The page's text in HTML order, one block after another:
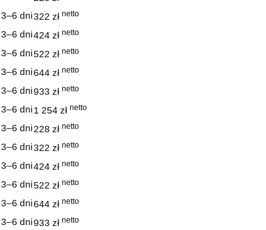
3–6 dni322 zł netto
3–6 dni424 zł netto
3–6 dni522 zł netto
3–6 dni644 zł netto
3–6 dni933 zł netto
3–6 dni1 254 zł netto
3–6 dni228 zł netto
3–6 dni322 zł netto
3–6 dni424 zł netto
3–6 dni522 zł netto
3–6 dni644 zł netto
3–6 dni933 zł netto